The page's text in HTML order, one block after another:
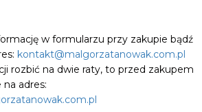
w formularzu przy zakupie bądź
kontakt@malgorzatanowak.com.pl
rozbić na dwie raty, to przed zakupem
adres: